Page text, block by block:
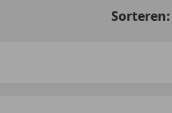
Sorteren: